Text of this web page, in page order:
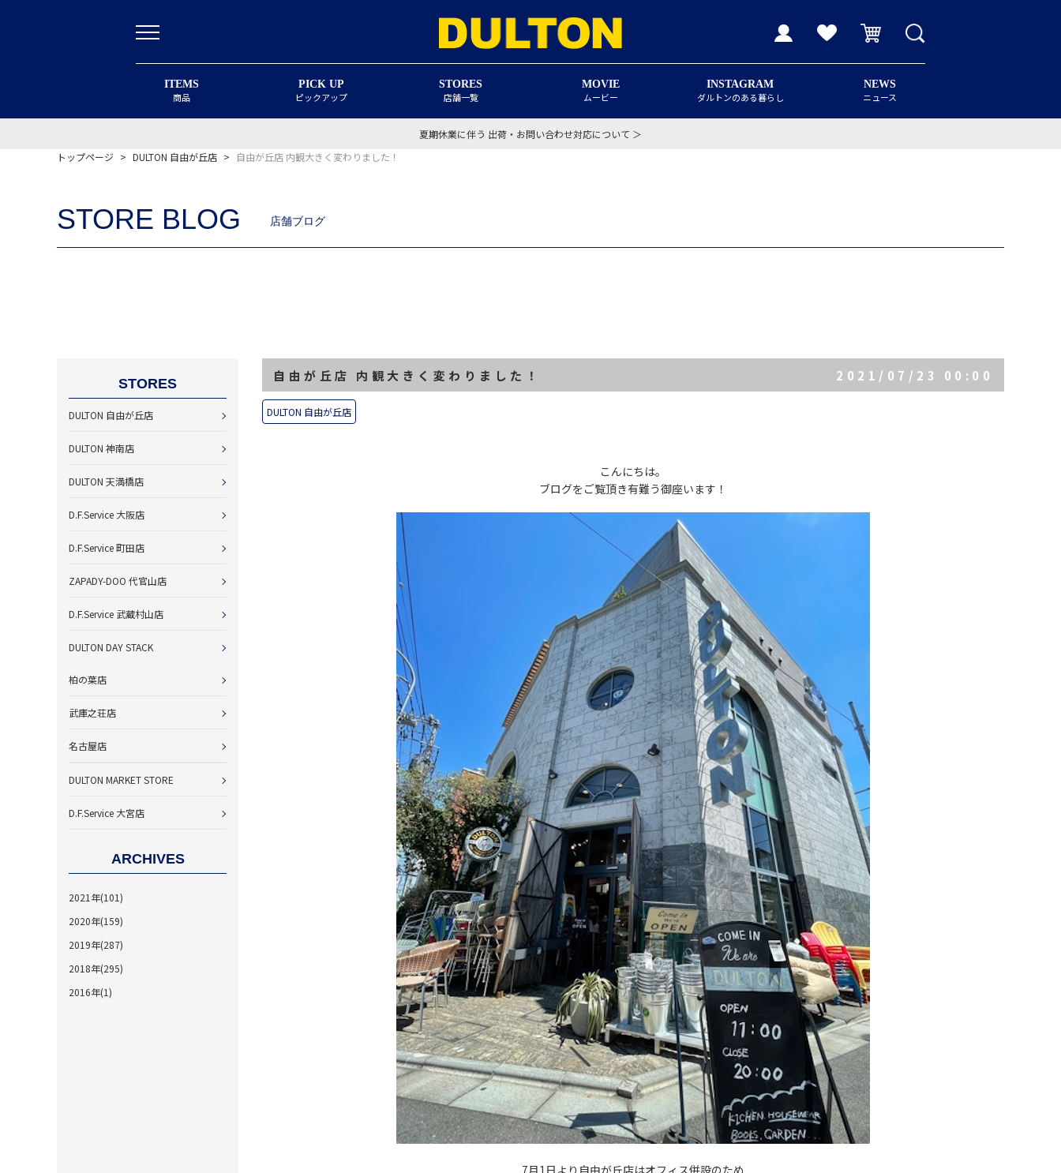
ITEMS
商品
PICK UP
ピックアップ
STORES
店舗一覧
MOVIE
ムービー
INSTAGRAM
ダルトンのある暮らし
NEWS
ニュース
夏期休業に伴う 出荷・お問い合わせ対応について ＞
トップページ > DULTON 自由が丘店 > 自由が丘店 内観大きく変わりました！
STORE BLOG 店舗ブログ
STORES
DULTON 自由が丘店
DULTON 神南店
DULTON 天満橋店
D.F.Service 大阪店
D.F.Service 町田店
ZAPADY-DOO 代官山店
D.F.Service 武蔵村山店
DULTON DAY STACK
柏の葉店
武庫之荘店
名古屋店
DULTON MARKET STORE
D.F.Service 大宮店
ARCHIVES
2021年(101)
2020年(159)
2019年(287)
2018年(295)
2016年(1)
自由が丘店 内観大きく変わりました！ 2021/07/23 00:00
DULTON 自由が丘店
こんにちは。
ブログをご覧頂き有難う御座います！
7月1日より自由が丘店はオフィス併設のため